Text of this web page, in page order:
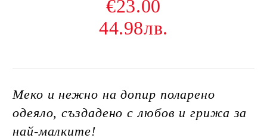
€23.00
44.98лв.
Меко и нежно на допир поларено
одеяло, създадено с любов и грижа за
най-малките!